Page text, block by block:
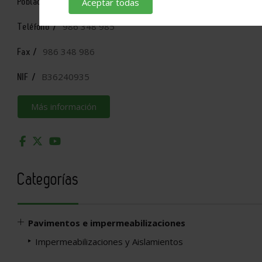
Teléfono / 986 348 985
Fax / 986 348 986
NIF / B36240935
Más información
Categorías
Pavimentos e impermeabilizaciones
Impermeabilizaciones y Aislamientos